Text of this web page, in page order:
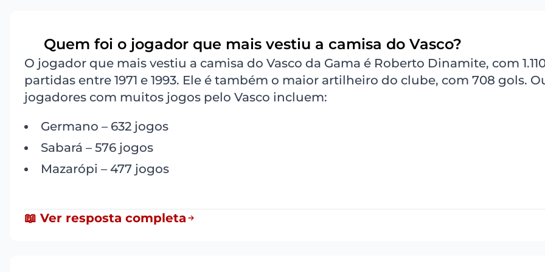
Quem foi o jogador que mais vestiu a camisa do Vasco?
O jogador que mais vestiu a camisa do Vasco da Gama é Roberto Dinamite, com
partidas entre 1971 e 1993. Ele é também o maior artilheiro do clube, com 708 gols.
jogadores com muitos jogos pelo Vasco incluem:
Germano – 632 jogos
Sabará – 576 jogos
Mazarópi – 477 jogos
📖 Ver resposta completa